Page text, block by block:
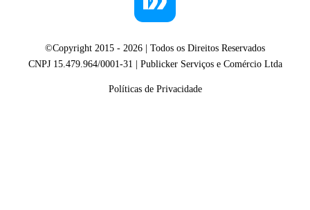
©Copyright 2015 - 2026 | Todos os Direitos Reservados
CNPJ 15.479.964/0001-31 | Publicker Serviços e Comércio Ltda
Políticas de Privacidade